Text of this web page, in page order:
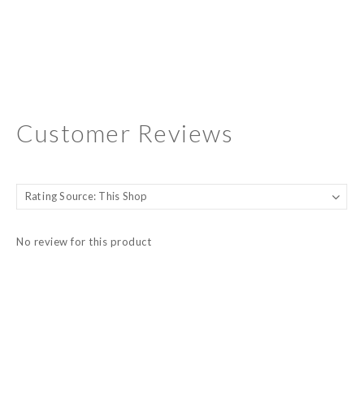
Customer Reviews
No review for this product